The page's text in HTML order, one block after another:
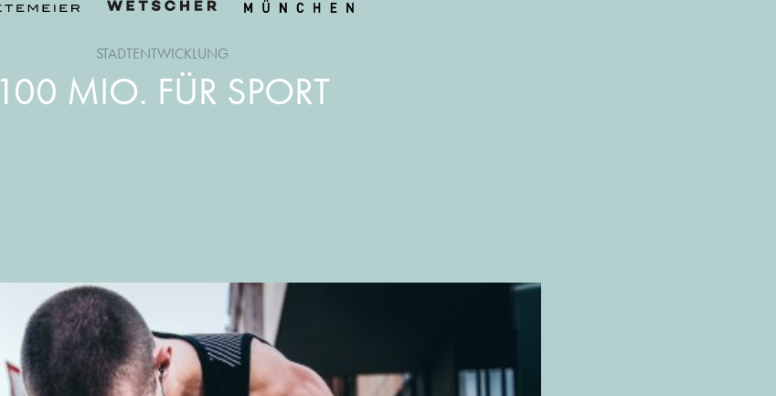
STADTENTWICKLUNG
100 MIO. FÜR SPORT